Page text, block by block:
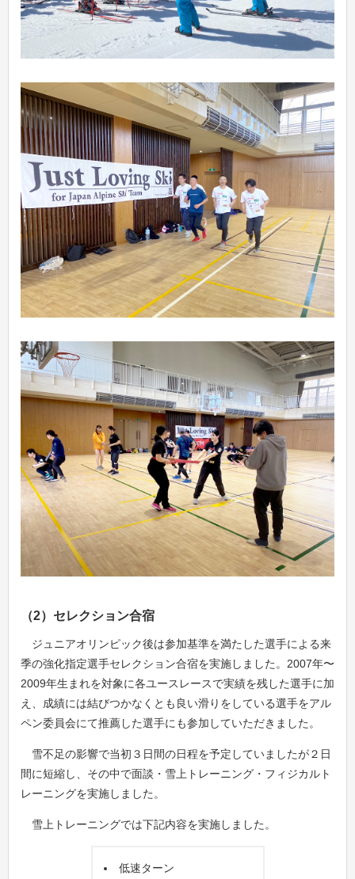
（2）セレクション合宿
ジュニアオリンピック後は参加基準を満たした選手による来
季の強化指定選手セレクション合宿を実施しました。2007年〜
2009年生まれを対象に各ユースレースで実績を残した選手に加
え、成績には結びつかなくとも良い滑りをしている選手をアル
ペン委員会にて推薦した選手にも参加していただきました。
雪不足の影響で当初３日間の日程を予定していましたが２日
間に短縮し、その中で面談・雪上トレーニング・フィジカルト
レーニングを実施しました。
雪上トレーニングでは下記内容を実施しました。
低速ターン